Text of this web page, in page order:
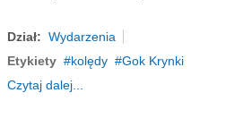
Dział: Wydarzenia
Etykiety
kolędy
Gok Krynki
Czytaj dalej...